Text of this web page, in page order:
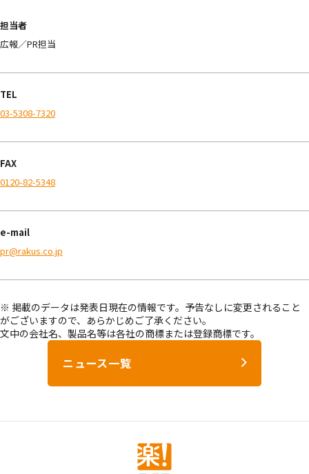
担当者
広報／PR担当
TEL
03-5308-7320
FAX
0120-82-5348
e-mail
pr@rakus.co.jp
※ 掲載のデータは発表日現在の情報です。予告なしに変更されること
がございますので、あらかじめご了承ください。
文中の会社名、製品名等は各社の商標または登録商標です。
ニュース一覧